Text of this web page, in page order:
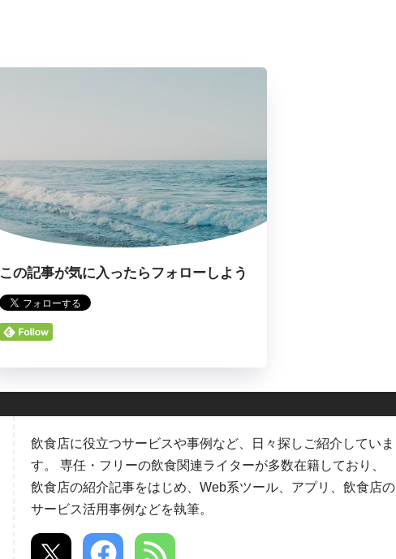
この記事が気に入ったらフォローしよう
飲食店に役立つサービスや事例など、日々探しご紹介していま
す。 専任・フリーの飲食関連ライターが多数在籍しており、
飲食店の紹介記事をはじめ、Web系ツール、アプリ、飲食店の
サービス活用事例などを執筆。